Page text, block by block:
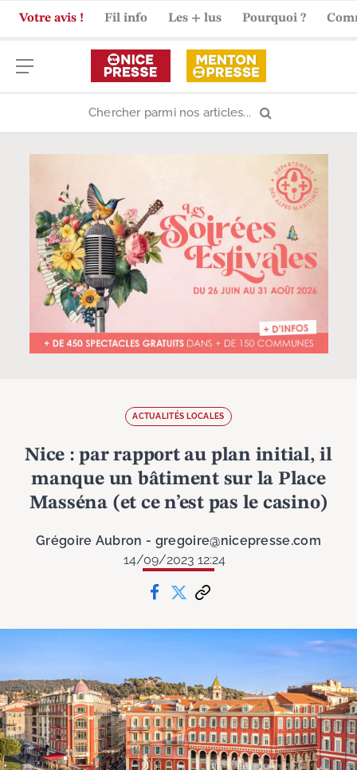
Votre avis ! Fil info Les + lus Pourquoi ?
ACTUALITÉS LOCALES
Nice : par rapport au plan initial, il
manque un bâtiment sur la Place
Masséna (et ce n’est pas le casino)
Grégoire Aubron - gregoire@nicepresse.com
14/09/2023 12:24